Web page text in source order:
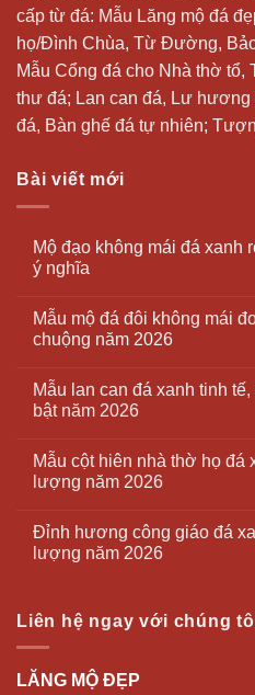
cấp từ đá: Mẫu Lăng mộ đá
họ/Đình Chùa, Từ Đường,
Mẫu Cổng đá cho Nhà thờ
thư đá; Lan can đá, Lư hương
đá, Bàn ghế đá tự nhiên;
Bài viết mới
Mộ đạo không mái đá xanh
ý nghĩa
Mẫu mộ đá đôi không mái
chuộng năm 2026
Mẫu lan can đá xanh tinh
bật năm 2026
Mẫu cột hiên nhà thờ họ đá
lượng năm 2026
Đỉnh hương công giáo đá
lượng năm 2026
Liên hệ ngay với chúng
LĂNG MỘ ĐẸP